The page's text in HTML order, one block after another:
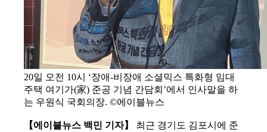
20일 오전 10시 ‘장애-비장애 소셜믹스 특화형 임대
주택 여기가(家) 준공 기념 간담회’에서 인사말을 하
는 우원식 국회의장. ©에이블뉴스
【에이블뉴스 백민 기자】 최근 경기도 김포시에 준